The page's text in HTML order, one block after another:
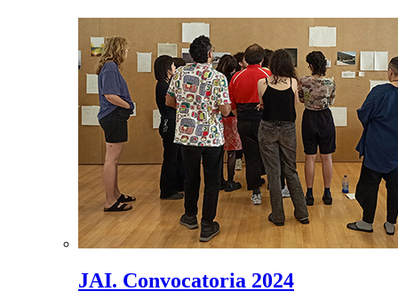
JAI. Convocatoria 2024